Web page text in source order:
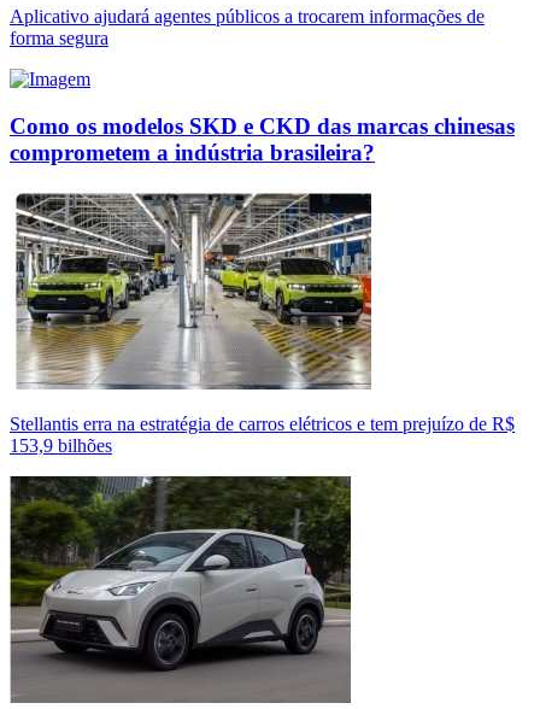
Aplicativo ajudará agentes públicos a trocarem informações de
forma segura
Como os modelos SKD e CKD das marcas chinesas
comprometem a indústria brasileira?
Stellantis erra na estratégia de carros elétricos e tem prejuízo de R$
153,9 bilhões